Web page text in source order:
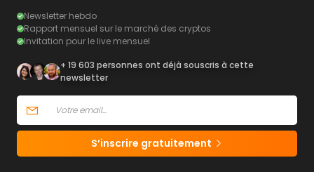
Newsletter hebdo
Rapport mensuel sur le marché des cryptos
Invitation pour le live mensuel
+ 19 603 personnes ont déjà souscris à cette
newsletter
S’inscrire gratuitement